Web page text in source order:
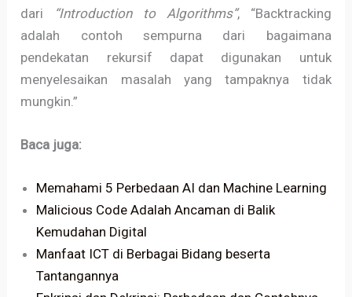
dari
“Introduction to Algorithms”, “Backtracking
adalah contoh sempurna dari bagaimana
pendekatan rekursif dapat digunakan untuk
menyelesaikan masalah yang tampaknya tidak
mungkin.”
Baca juga:
Memahami 5 Perbedaan AI dan Machine Learning
Malicious Code Adalah Ancaman di Balik
Kemudahan Digital
Manfaat ICT di Berbagai Bidang beserta
Tantangannya